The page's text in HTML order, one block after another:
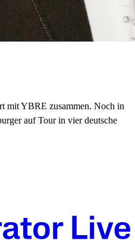
mit YBRE zusammen. Noch in
auf Tour in vier deutsche